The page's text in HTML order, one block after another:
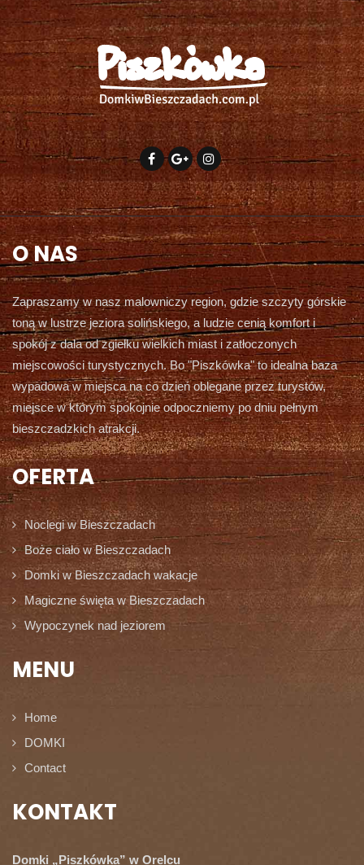
O NAS
Zapraszamy w nasz malowniczy region, gdzie szczyty górskie
toną w lustrze jeziora solińskiego, a ludzie cenią komfort i
spokój z dala od zgiełku wielkich miast i zatłoczonych
miejscowości turystycznych. Bo "Piszkówka" to idealna baza
wypadowa w miejsca na co dzień oblegane przez turystów,
miejsce w którym spokojnie odpoczniemy po dniu pełnym
bieszczadzkich atrakcji.
OFERTA
Noclegi w Bieszczadach
Boże ciało w Bieszczadach
Domki w Bieszczadach wakacje
Magiczne święta w Bieszczadach
Wypoczynek nad jeziorem
MENU
Home
DOMKI
Contact
KONTAKT
Domki „Piszkówka” w Orelcu